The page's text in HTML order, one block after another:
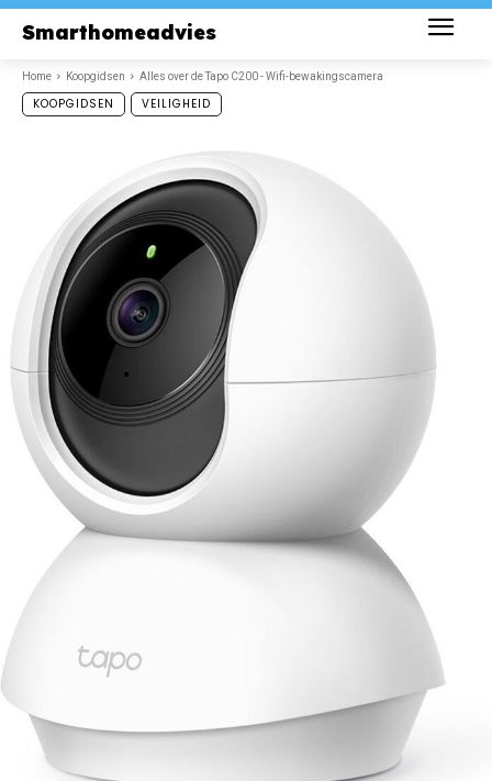
Smarthomeadvies
Home Koopgidsen Alles over de Tapo C200 - Wifi-bewakingscamera
KOOPGIDSEN VEILIGHEID